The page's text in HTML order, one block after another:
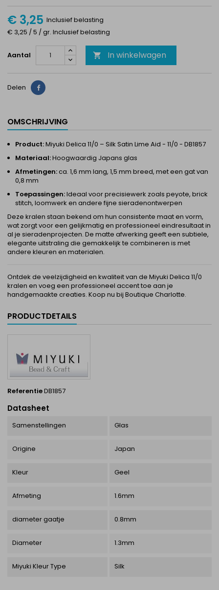
€ 3,25 Inclusief belasting
€ 3,25 / 5 / gr. Inclusief belasting
Aantal  In winkelwagen
Delen Delen
OMSCHRIJVING
Product:Miyuki Delica 11/0 – Silk Satin Lime Aid - 11/0 - DB1857
Materiaal:Hoogwaardig Japans glas
Afmetingen:ca. 1,6 mm lang, 1,5 mm breed, met een gat van
0,8 mm
Toepassingen:Ideaal voor precisiewerk zoals peyote, brick
stitch, loomwerk en andere fijne sieradenontwerpen
Deze kralen staan bekend om hun consistente maat en vorm,
wat zorgt voor een gelijkmatig en professioneel eindresultaat in
al je sieradenprojecten. De matte afwerking geeft een subtiele,
elegante uitstraling die gemakkelijk te combineren is met
andere kleuren en materialen.
Ontdek de veelzijdigheid en kwaliteit van de Miyuki Delica 11/0
kralen en voeg een professioneel accent toe aan je
handgemaakte creaties. Koop nu bij Boutique Charlotte.
PRODUCTDETAILS
ReferentieDB1857
Datasheet
Samenstellingen Glas
Origine Japan
Kleur Geel
Afmeting 1.6mm
diameter gaatje 0.8mm
Diameter 1.3mm
Miyuki Kleur Type Silk